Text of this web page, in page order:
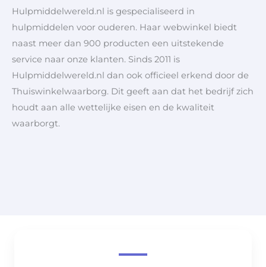
Hulpmiddelwereld.nl is gespecialiseerd in
hulpmiddelen voor ouderen. Haar webwinkel biedt
naast meer dan 900 producten een uitstekende
service naar onze klanten. Sinds 2011 is
Hulpmiddelwereld.nl dan ook officieel erkend door de
Thuiswinkelwaarborg. Dit geeft aan dat het bedrijf zich
houdt aan alle wettelijke eisen en de kwaliteit
waarborgt.